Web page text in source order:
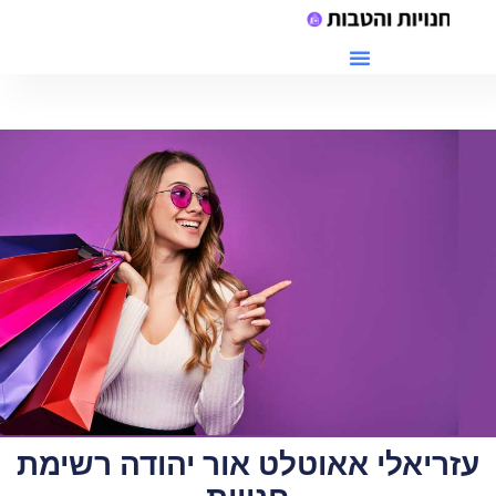
עזריאלי אאוטלט אור יהודה רשימת